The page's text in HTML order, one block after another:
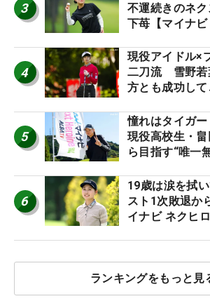
3
不運続きのネ
下苺【マイナビ
4
現役アイドル×
二刀流 雪野若
方とも成功し
5
憧れはタイガ
現役高校生・
ら目指す“唯一
6
19歳は涙を拭
スト1次敗退か
イナビ ネクヒロ
ランキングをもっと見